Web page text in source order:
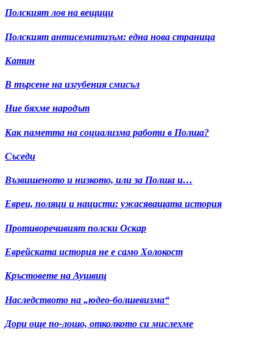
Полският лов на вещици
Полският антисемитизъм: една нова страница
Катин
В търсене на изгубения смисъл
Ние бяхме народът
Как паметта на социализма работи в Полша?
Съседи
Възвишеното и низкото, или за Полша и…
Евреи, поляци и нацисти: ужасяващата история
Противоречивият полски Оскар
Еврейската история не е само Холокост
Кръстовете на Аушвиц
Наследството на „юдео-болшевизма“
Дори още по-лошо, отколкото си мислехме